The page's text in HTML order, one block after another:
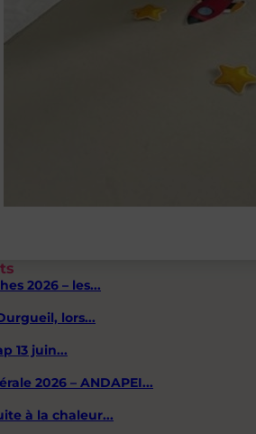
2026 – les...
lors...
13 juin...
2026 – ANDAPEI...
à la chaleur...